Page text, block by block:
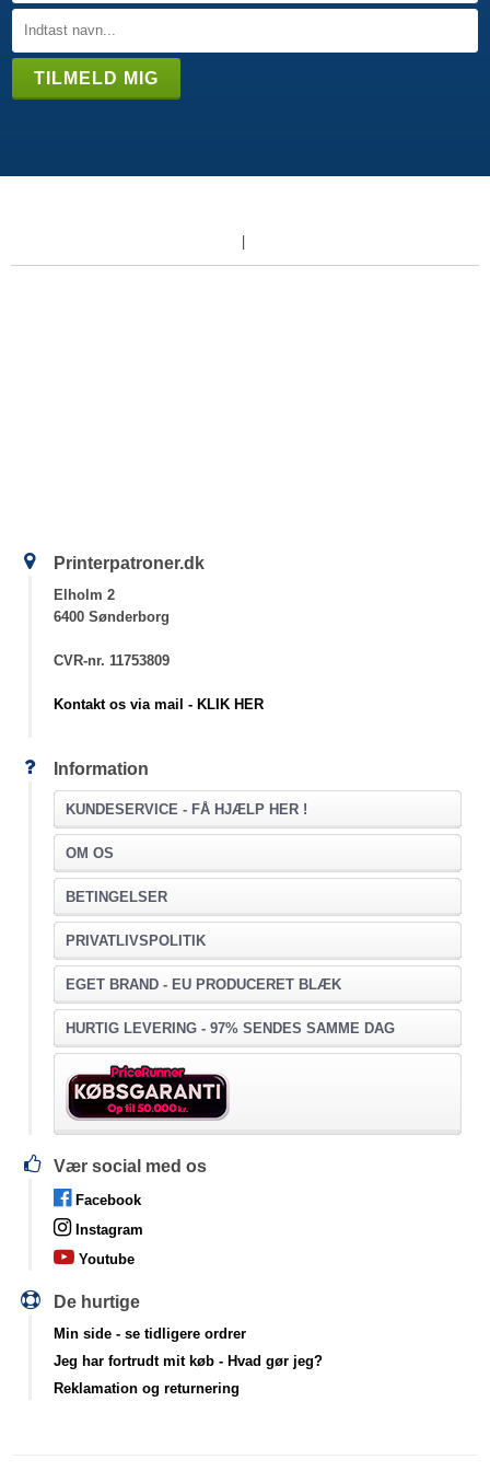
Printerpatroner.dk
Elholm 2
6400 Sønderborg
CVR-nr. 11753809
Kontakt os via mail - KLIK HER
Information
KUNDESERVICE - FÅ HJÆLP HER !
OM OS
BETINGELSER
PRIVATLIVSPOLITIK
EGET BRAND - EU PRODUCERET BLÆK
HURTIG LEVERING - 97% SENDES SAMME DAG
Vær social med os
Facebook
Instagram
Youtube
De hurtige
Min side - se tidligere ordrer
Jeg har fortrudt mit køb - Hvad gør jeg?
Reklamation og returnering